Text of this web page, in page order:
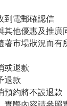
到電郵確認信
其他優惠及推廣
著市場狀況而有
或退款
退款
預約將不設退款